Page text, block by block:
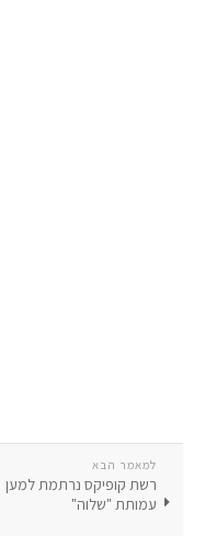
למאמר הבא
רשת קופיקס נרתמת למען
עמותת "שלוה"